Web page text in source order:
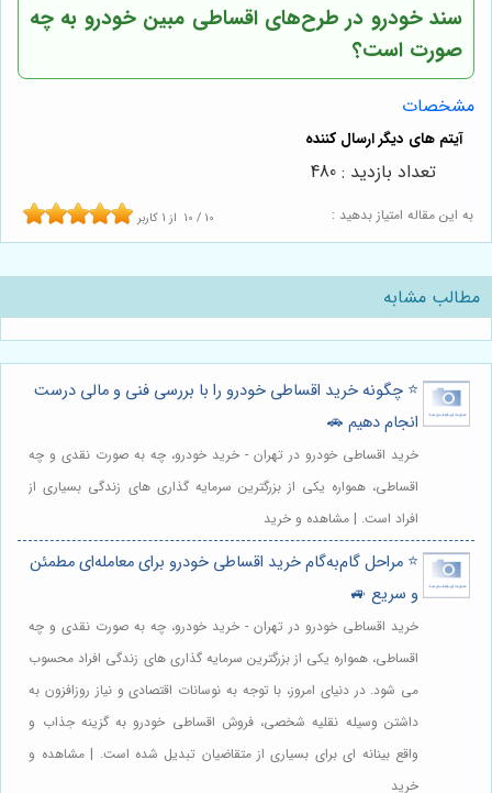
سند خودرو در طرح‌های اقساطی مبین خودرو به چه
صورت است؟
مشخصات
به این مقاله امتیاز بدهید : 10 / 10 از 1 کاربر
تعداد بازدید : 480
مطالب مشابه
⭐️ چگونه خرید اقساطی خودرو را با بررسی فنی و مالی درست
انجام دهیم 🚗
خرید اقساطی خودرو در تهران - خرید خودرو، چه به صورت نقدی و چه
اقساطی، همواره یکی از بزرگترین سرمایه گذاری های زندگی بسیاری از
افراد است. | مشاهده و خرید
⭐️ مراحل گام‌به‌گام خرید اقساطی خودرو برای معامله‌ای مطمئن
و سریع 🚙
خرید اقساطی خودرو در تهران - خرید خودرو، چه به صورت نقدی و چه
اقساطی، همواره یکی از بزرگترین سرمایه گذاری های زندگی افراد محسوب
می شود. در دنیای امروز، با توجه به نوسانات اقتصادی و نیاز روزافزون به
داشتن وسیله نقلیه شخصی، فروش اقساطی خودرو به گزینه جذاب و
واقع بینانه ای برای بسیاری از متقاضیان تبدیل شده است. | مشاهده و
خرید